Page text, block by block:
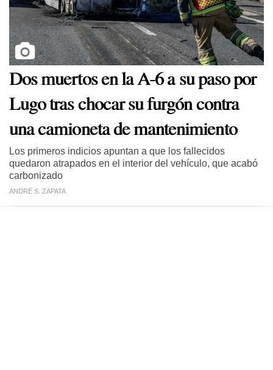
Dos muertos en la A-6 a su paso por
Lugo tras chocar su furgón contra
una camioneta de mantenimiento
Los primeros indicios apuntan a que los fallecidos
quedaron atrapados en el interior del vehículo, que acabó
carbonizado
ANDRÉ S. ZAPATA